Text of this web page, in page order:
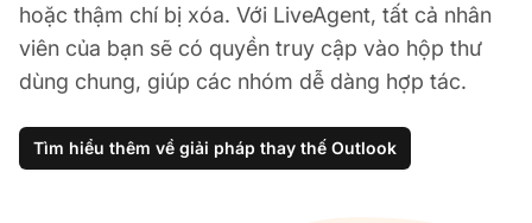
hoặc thậm chí bị xóa. Với LiveAgent, tất cả nhân
viên của bạn sẽ có quyền truy cập vào hộp thư
dùng chung, giúp các nhóm dễ dàng hợp tác.
Tìm hiểu thêm về giải pháp thay thế Outlook